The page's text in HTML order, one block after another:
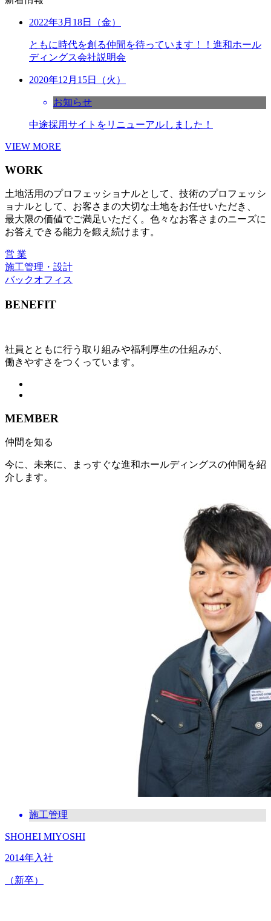
2022年3月18日（金）
ともに時代を創る仲間を待っています！！進和ホール
ディングス会社説明会
2020年12月15日（火）
お知らせ
中途採用サイトをリニューアルしました！
VIEW MORE
WORK
土地活用のプロフェッショナルとして、技術のプロフェッシ
ョナルとして、お客さまの大切な土地をお任せいただき、
最大限の価値でご満足いただく。色々なお客さまのニーズに
お答えできる能力を鍛え続けます。
営 業
施工管理・設計
バックオフィス
BENEFIT
社員とともに行う取り組みや福利厚生の仕組みが、
働きやすさをつくっています。
MEMBER
仲間を知る
今に、未来に、まっすぐな進和ホールディングスの仲間を紹
介します。
施工管理
SHOHEI MIYOSHI
2014年入社
（新卒）